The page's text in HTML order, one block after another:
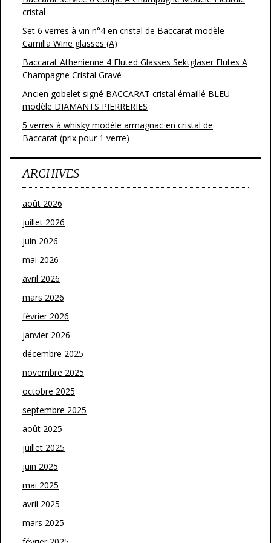
cristal
Set 6 verres à vin n°4 en cristal de Baccarat modèle
Camilla Wine glasses (A)
Baccarat Athenienne 4 Fluted Glasses Sektgläser Flutes A
Champagne Cristal Gravé
Ancien gobelet signé BACCARAT cristal émaillé BLEU
modèle DIAMANTS PIERRERIES
5 verres à whisky modèle armagnac en cristal de
Baccarat (prix pour 1 verre)
ARCHIVES
août 2026
juillet 2026
juin 2026
mai 2026
avril 2026
mars 2026
février 2026
janvier 2026
décembre 2025
novembre 2025
octobre 2025
septembre 2025
août 2025
juillet 2025
juin 2025
mai 2025
avril 2025
mars 2025